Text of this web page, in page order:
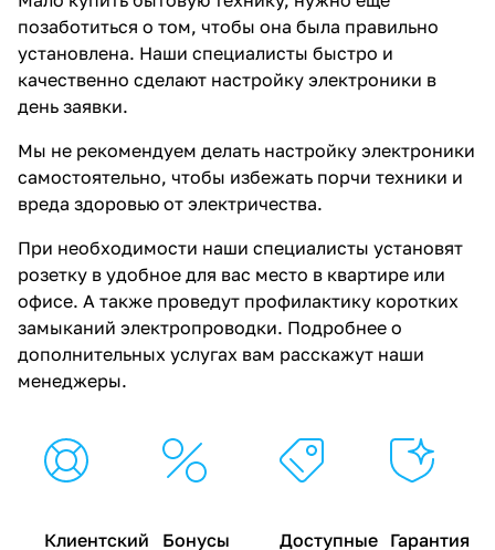
позаботиться о том, чтобы она была правильно
установлена. Наши специалисты быстро и
качественно сделают настройку электроники в
день заявки.
Мы не рекомендуем делать настройку электроники
самостоятельно, чтобы избежать порчи техники и
вреда здоровью от электричества.
При необходимости наши специалисты установят
розетку в удобное для вас место в квартире или
офисе. А также проведут профилактику коротких
замыканий электропроводки. Подробнее о
дополнительных услугах вам расскажут наши
менеджеры.
Клиентский
Бонусы
Доступные Гарантия